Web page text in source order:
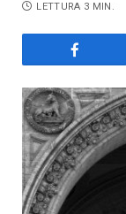
LETTURA 3 MIN.